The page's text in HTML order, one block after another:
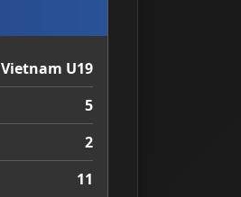
Vietnam U19
5
2
11